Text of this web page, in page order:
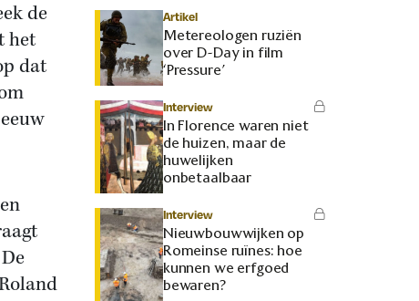
de
het
dat
De
Artikel
Metereologen ruziën
over D-Day in film
‘Pressure’
Interview
In Florence waren niet
de huizen, maar de
huwelijken
onbetaalbaar
Interview
Nieuwbouwwijken op
Romeinse ruïnes: hoe
kunnen we erfgoed
bewaren?